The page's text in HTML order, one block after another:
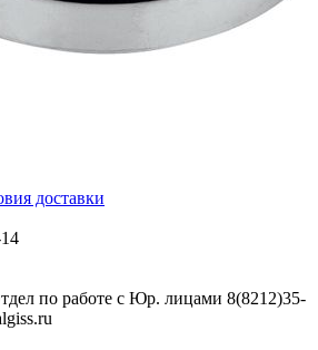
доставки
по работе с Юр. лицами 8(8212)35-